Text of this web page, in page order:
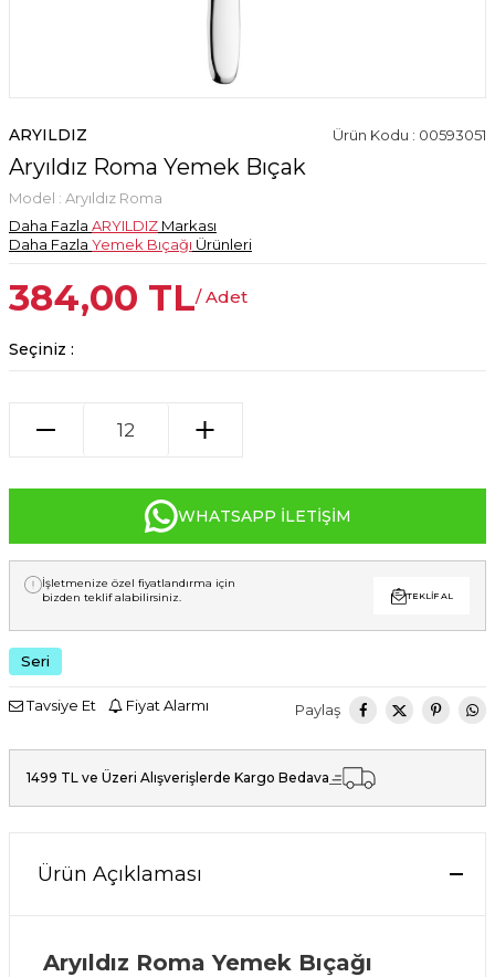
ARYILDIZ Ürün Kodu : 00593051
Aryıldız Roma Yemek Bıçak
Model : Aryıldız Roma
Daha Fazla ARYILDIZ Markası
Daha Fazla Yemek Bıçağı Ürünleri
384,00 TL/ Adet
Seçiniz :
WHATSAPP İLETIŞIM
İşletmenize özel fiyatlandırma için
bizden teklif alabilirsiniz.
TEKLIF AL
Seri
Tavsiye Et Fiyat Alarmı Paylaş
1499 TL ve Üzeri Alışverişlerde Kargo Bedava
Ürün Açıklaması
Aryıldız Roma Yemek Bıçağı